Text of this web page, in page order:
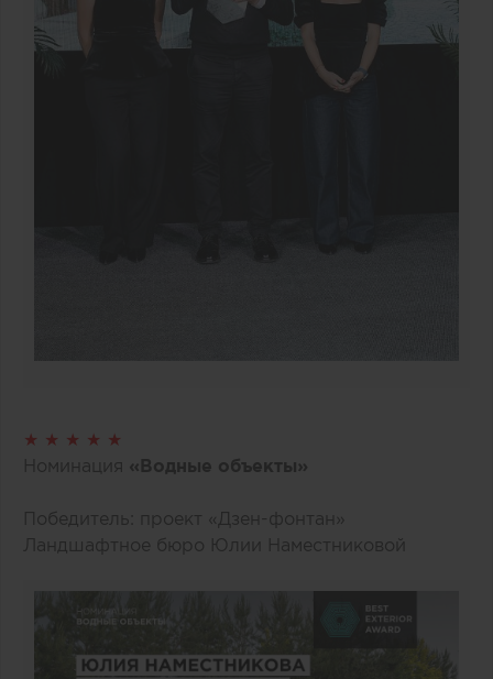
★ ★ ★ ★ ★
Номинация «Водные объекты»
Победитель: проект «Дзен-фонтан»
Ландшафтное бюро Юлии Наместниковой